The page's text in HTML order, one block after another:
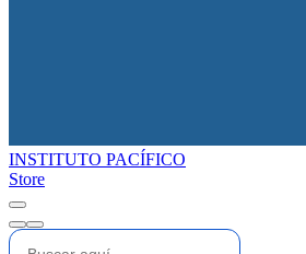
INSTITUTO PACÍFICO
Store